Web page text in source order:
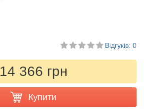
Відгуків: 0
14 366 грн
Купити